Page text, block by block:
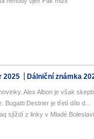
2025 Dálniční známka
Alex Albon je však
Destrier je třetí dílo d...
sjíždí z linky v Mladé Boleslavi